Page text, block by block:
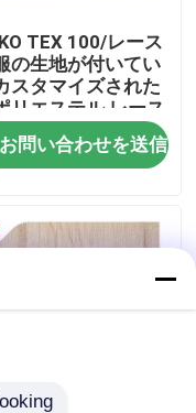
TEX 100/レース
の生地が付いてい
スタマイズされた
リエステル レース
フリカのコードの
ム
お問い合わせを送信